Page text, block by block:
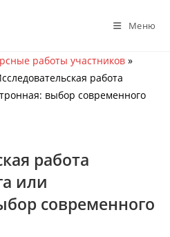
Меню
работы участников »
работа
выбор современного
работа
или
современного